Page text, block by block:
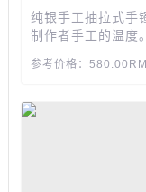
纯银手工抽拉式
制作者手工的温度
...
参考价格：